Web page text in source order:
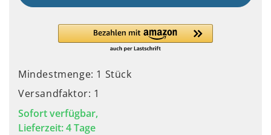
Mindestmenge: 1 Stück
Versandfaktor: 1
Sofort verfügbar,
Lieferzeit: 4 Tage